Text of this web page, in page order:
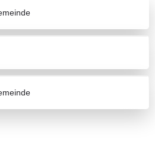
22/05/2026 10:30 - 12:00 Uhr
ein Mensch?